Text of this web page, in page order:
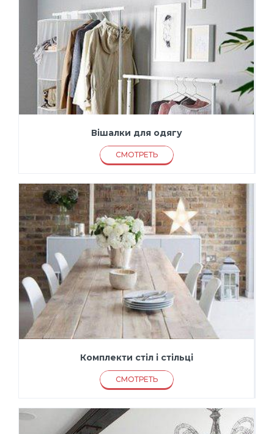
Вішалки для одягу
СМОТРЕТЬ
Комплекти стіл і стільці
СМОТРЕТЬ